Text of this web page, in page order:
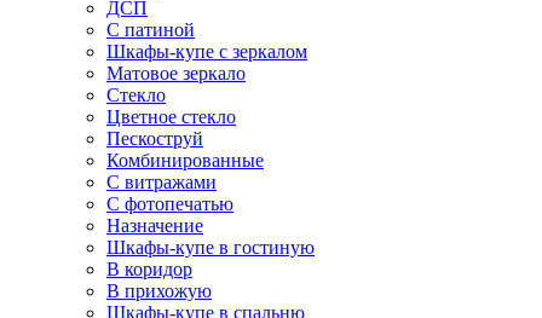
ДСП
С патиной
Шкафы-купе с зеркалом
Матовое зеркало
Стекло
Цветное стекло
Пескоструй
Комбинированные
С витражами
С фотопечатью
Назначение
Шкафы-купе в гостиную
В коридор
В прихожую
Шкафы-купе в спальню